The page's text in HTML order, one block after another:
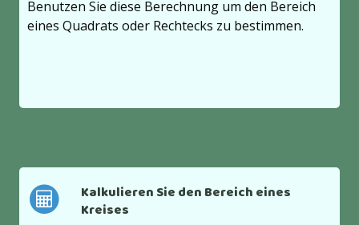
Benutzen Sie diese Berechnung um den Bereich
eines Quadrats oder Rechtecks zu bestimmen.
Kalkulieren Sie den Bereich eines
Kreises